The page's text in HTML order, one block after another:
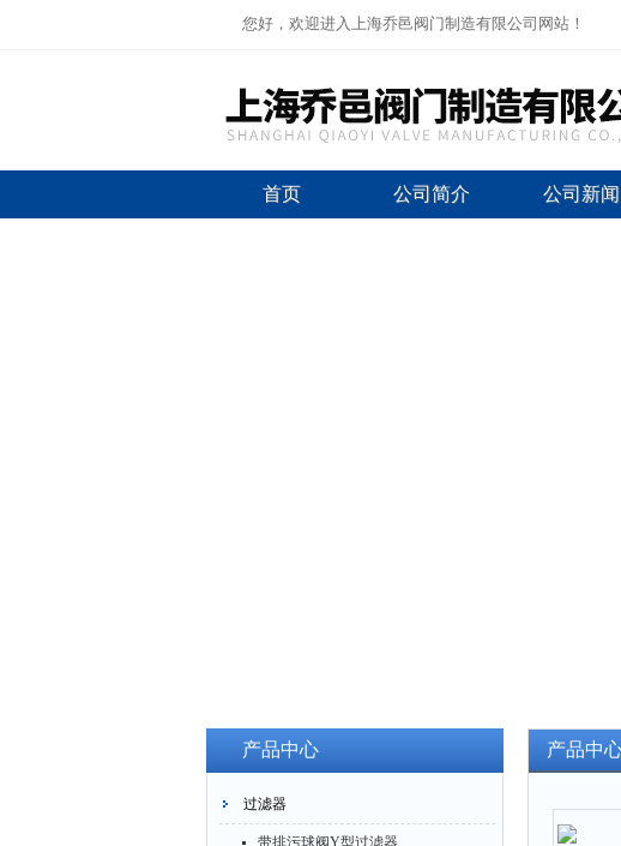
您好，欢迎进入上海乔邑阀门制造有限公司网站！
首页 公司简介 公司新闻
产品中心
过滤器
带排污球阀Y型过滤器
产品中